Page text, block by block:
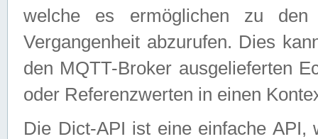
welche es ermöglichen zu den
Vergangenheit abzurufen. Dies
den MQTT-Broker ausgelieferten
oder Referenzwerten in einen
Die Dict-API ist eine einfache API,